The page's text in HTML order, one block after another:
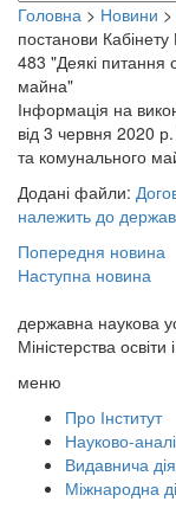
Головна > Новини >
постанови
483 "Деякі питання
майна"
Інформація на
від 3 червня 2020
та комунального
Додані файли:
належить до
Попередня новина
Наступна новина
державна наукова
Міністерства освіти
меню
Про Інститут
Науково-
Видавнича
Міжнародна